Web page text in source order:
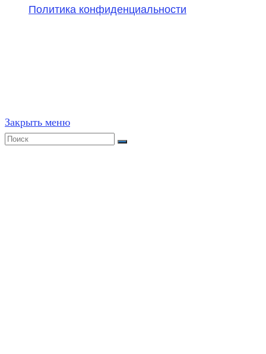
Политика конфиденциальности
Закрыть меню